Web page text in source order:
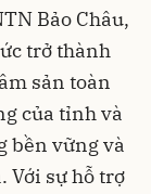
Bảo Châu,
trở thành
sản toàn
của tỉnh và
bền vững và
Với sự hỗ trợ